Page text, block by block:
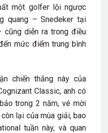
một golfer lội ngược
quang – Snedeker tại
cũng diễn ra trong điều
mức điểm trung bình
chiến thắng này của
Classic, anh có
trong 2 năm, vé mời
lại của mùa giải, bao
tuần này, và quan